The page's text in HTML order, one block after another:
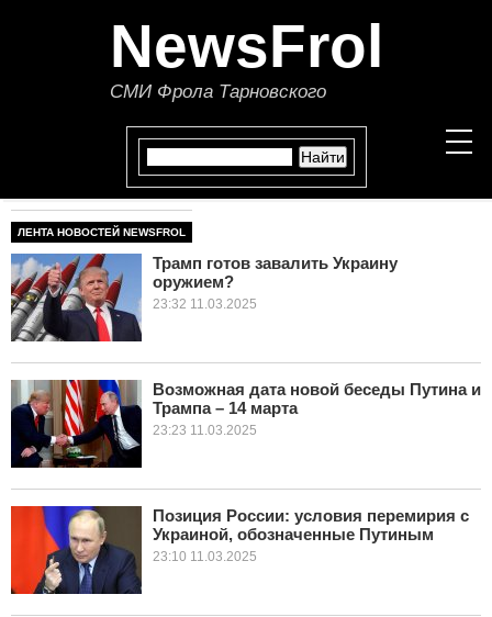
NewsFrol
СМИ Фрола Тарновского
СТАТЬИ
ЭКОНОМИКА
В МИРЕ
ОБЩЕСТВО
КУЛЬТУРА
ЛЕНТА НОВОСТЕЙ NEWSFROL
Трамп готов завалить Украину
оружием?
23:32 11.03.2025
Возможная дата новой беседы Путина и
Трампа – 14 марта
23:23 11.03.2025
Позиция России: условия перемирия с
Украиной, обозначенные Путиным
23:10 11.03.2025